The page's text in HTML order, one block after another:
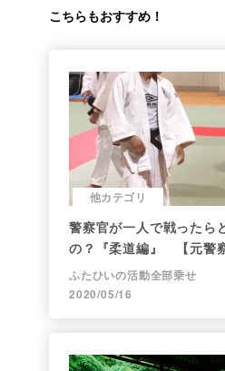
こちらもおすすめ！
他カテゴリ
警察官が一人で戦ったら
の？『柔道編』 【元警
ふたひいの活動全部乗せ
2020/05/16